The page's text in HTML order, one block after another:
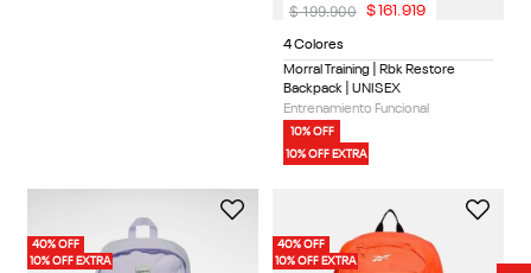
4 Colores
Morral Training | Rbk Restore
Backpack | UNISEX
Entrenamiento Funcional
10% OFF
10% OFF EXTRA
$ 199.900 $ 161 .919
40% OFF
10% OFF EXTRA
40% OFF
10% OFF EXTRA